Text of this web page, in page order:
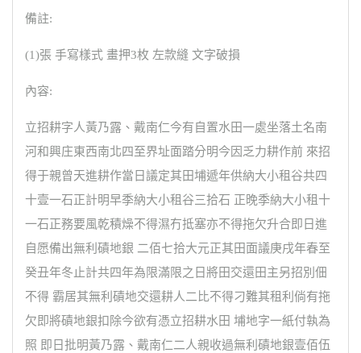
備註:
(1)張 手寫樣式 畫押3枚 左款縫 文字破損
內容:
立招耕字人黃乃露、戴南仁今有自置水田一處坐落土名南
河和興庄東西南北四至界址面踏分明今因乏力耕作前 來招
得于親曾天進耕作當日議定其田埔遞年供納大小租谷共四
十壹一石正計明早季納大小租谷三拾石 正晚季納大小租十
一石正務要風乾積燥不得濕冇抵塞亦不得拖欠升合即日進
自愿備出無利磧地銀 二佰七拾大元正其田面議庚戌年春至
癸丑年冬止計共四年為限滿限之日將田交還田主另招別佃
不得 霸居其無利磧地交還耕人二比不得刁難其租利倘有拖
欠即將磧地銀扣除今欲有憑立招耕水田 埔地字一紙付執為
照 即日批明黃乃露、戴南仁二人親收過無利磧地銀壹佰伍